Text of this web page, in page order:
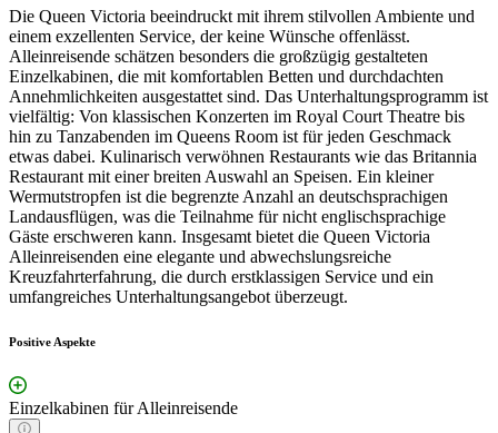
Die Queen Victoria beeindruckt mit ihrem stilvollen Ambiente und
einem exzellenten Service, der keine Wünsche offenlässt.
Alleinreisende schätzen besonders die großzügig gestalteten
Einzelkabinen, die mit komfortablen Betten und durchdachten
Annehmlichkeiten ausgestattet sind. Das Unterhaltungsprogramm ist
vielfältig: Von klassischen Konzerten im Royal Court Theatre bis
hin zu Tanzabenden im Queens Room ist für jeden Geschmack
etwas dabei. Kulinarisch verwöhnen Restaurants wie das Britannia
Restaurant mit einer breiten Auswahl an Speisen. Ein kleiner
Wermutstropfen ist die begrenzte Anzahl an deutschsprachigen
Landausflügen, was die Teilnahme für nicht englischsprachige
Gäste erschweren kann. Insgesamt bietet die Queen Victoria
Alleinreisenden eine elegante und abwechslungsreiche
Kreuzfahrterfahrung, die durch erstklassigen Service und ein
umfangreiches Unterhaltungsangebot überzeugt.
Positive Aspekte
Einzelkabinen für Alleinreisende